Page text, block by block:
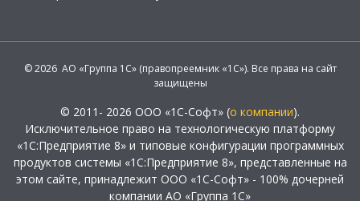
© 2026 АО «Группа 1С» (правопреемник «1С»). Все права на сайт
защищены
© 2011- 2026 ООО «1С-Софт» (о компании).
Исключительное право на технологическую платформу
«1С:Предприятие 8» и типовые конфигурации программных
продуктов системы «1С:Предприятие 8», представленные на
этом сайте, принадлежит ООО «1С-Софт» - 100% дочерней
компании АО «Группа 1С»